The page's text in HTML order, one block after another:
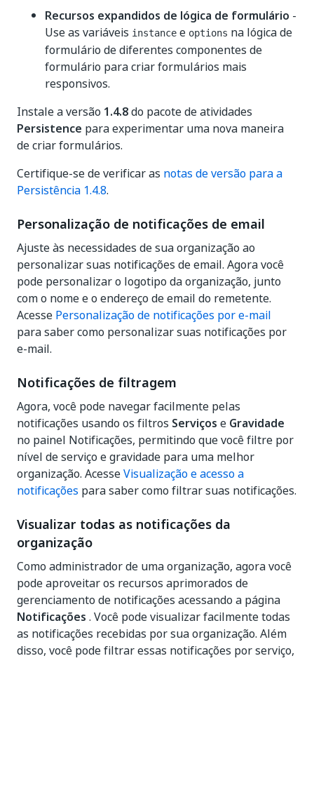
Recursos expandidos de lógica de formulário -
Use as variáveis instance e options na lógica de
formulário de diferentes componentes de
formulário para criar formulários mais
responsivos.
Instale a versão 1.4.8do pacote de atividades
Persistence para experimentar uma nova maneira
de criar formulários.
Certifique-se de verificar as notas de versão para a
Persistência 1.4.8.
Personalização de notificações de email
Ajuste às necessidades de sua organização ao
personalizar suas notificações de email. Agora você
pode personalizar o logotipo da organização, junto
com o nome e o endereço de email do remetente.
Acesse Personalização de notificações por e-mail
para saber como personalizar suas notificações por
e-mail.
Notificações de filtragem
Agora, você pode navegar facilmente pelas
notificações usando os filtros Serviços e Gravidade
no painel Notificações, permitindo que você filtre por
nível de serviço e gravidade para uma melhor
organização. AcesseVisualização e acesso a
notificações para saber como filtrar suas notificações.
Visualizar todas as notificações da
organização
Como administrador de uma organização, agora você
pode aproveitar os recursos aprimorados de
gerenciamento de notificações acessando a página
Notificações . Você pode visualizar facilmente todas
as notificações recebidas por sua organização. Além
disso, você pode filtrar essas notificações por serviço,